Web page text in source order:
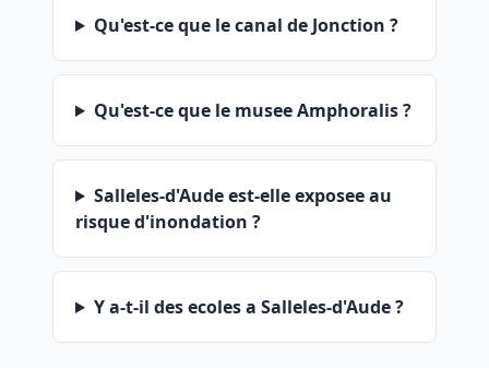
Qu'est-ce que le canal de Jonction ?
Qu'est-ce que le musee Amphoralis ?
Salleles-d'Aude est-elle exposee au
risque d'inondation ?
Y a-t-il des ecoles a Salleles-d'Aude ?